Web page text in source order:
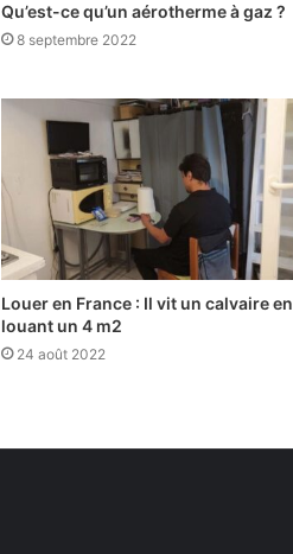
Qu’est-ce qu’un aérotherme à gaz ?
8 septembre 2022
Louer en France : Il vit un calvaire en
louant un 4 m2
24 août 2022